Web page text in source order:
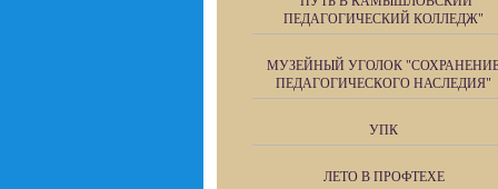
ПЕДАГОГИЧЕСКИЙ КОЛЛЕДЖ"
МУЗЕЙНЫЙ УГОЛОК
ПЕДАГОГИЧЕСКОГО НАСЛЕДИЯ"
УПК
ЛЕТО В ПРОФТЕХЕ